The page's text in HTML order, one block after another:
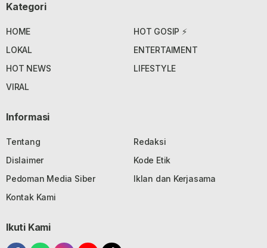
Kategori
HOME
HOT GOSIP ⚡
LOKAL
ENTERTAIMENT
HOT NEWS
LIFESTYLE
VIRAL
Informasi
Tentang
Redaksi
Dislaimer
Kode Etik
Pedoman Media Siber
Iklan dan Kerjasama
Kontak Kami
Ikuti Kami